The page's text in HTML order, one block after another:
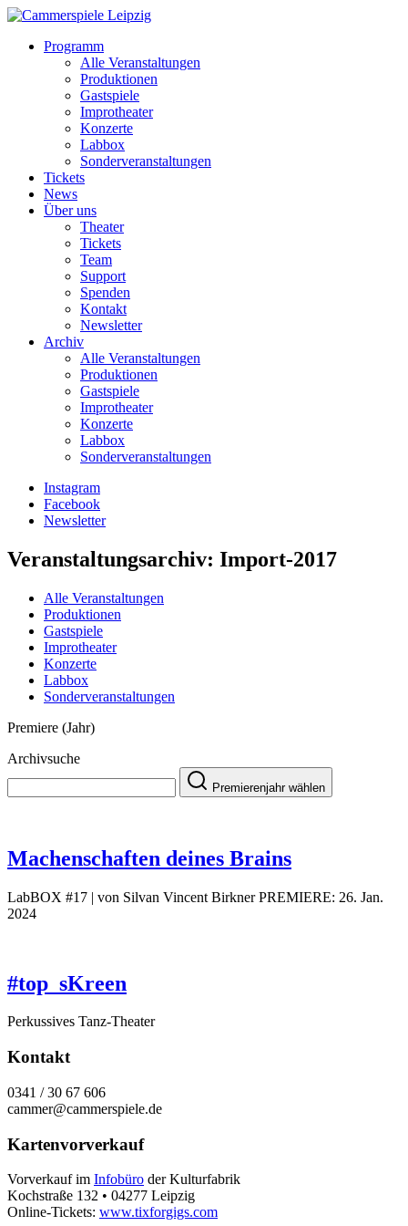
Programm
Alle Veranstaltungen
Produktionen
Gastspiele
Improtheater
Konzerte
Labbox
Sonderveranstaltungen
Tickets
News
Über uns
Theater
Tickets
Team
Support
Spenden
Kontakt
Newsletter
Archiv
Alle Veranstaltungen
Produktionen
Gastspiele
Improtheater
Konzerte
Labbox
Sonderveranstaltungen
Instagram
Facebook
Newsletter
Veranstaltungsarchiv: Import-2017
Alle Veranstaltungen
Produktionen
Gastspiele
Improtheater
Konzerte
Labbox
Sonderveranstaltungen
Premiere (Jahr)
Archivsuche
Premierenjahr wählen
Machenschaften deines Brains
LabBOX #17 | von Silvan Vincent Birkner PREMIERE: 26. Jan.
2024
#top_sKreen
Perkussives Tanz-Theater
Kontakt
0341 / 30 67 606
cammer@cammerspiele.de
Kartenvorverkauf
Vorverkauf im Infobüro der Kulturfabrik
Kochstraße 132 • 04277 Leipzig
Online-Tickets: www.tixforgigs.com